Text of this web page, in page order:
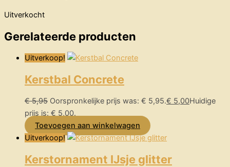
Uitverkocht
Gerelateerde producten
Uitverkoop!
Kerstbal Concrete
€5,95 Oorspronkelijke prijs was: € 5,95.€ 5,00Huidige
prijs is: € 5,00.
Toevoegen aan winkelwagen
Uitverkoop!
Kerstornament IJsje glitter